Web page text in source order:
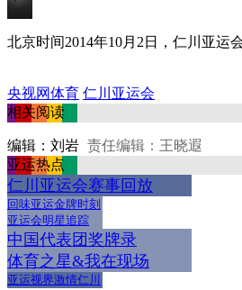
北京时间2014年10月2日，仁川亚运
央视网体育 仁川亚运会
相关阅读
编辑：刘岩 责任编辑：王晓遐
亚运热点
仁川亚运会赛事回放
回味亚运金牌时刻
亚运会明星追踪
中国代表团奖牌录
体育之星&我在现场
亚运视界激情仁川